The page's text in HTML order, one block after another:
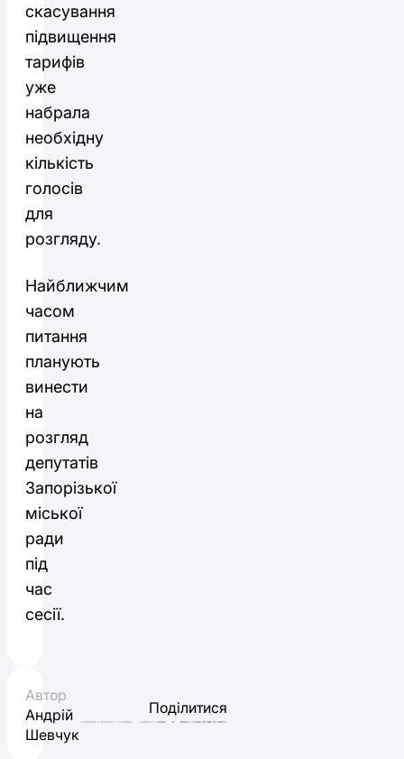
скасування
підвищення
тарифів
уже
набрала
необхідну
кількість
голосів
для
розгляду.
Найближчим
часом
питання
планують
винести
на
розгляд
депутатів
Запорізької
міської
ради
під
час
сесії.
Автор
Андрій
Шевчук
Поділитися